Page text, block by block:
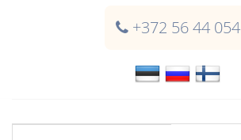
+372 56 44 054